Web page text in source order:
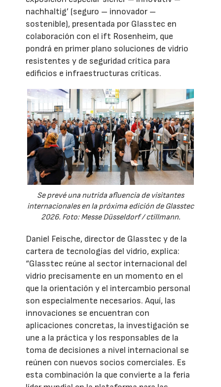
nachhaltig’ (seguro – innovador –
sostenible), presentada por Glasstec en
colaboración con el ift Rosenheim, que
pondrá en primer plano soluciones de vidrio
resistentes y de seguridad crítica para
edificios e infraestructuras críticas.
Se prevé una nutrida afluencia de visitantes
internacionales en la próxima edición de Glasstec
2026. Foto: Messe Düsseldorf / ctillmann.
Daniel Feische, director de Glasstec y de la
cartera de tecnologías del vidrio, explica:
“Glasstec reúne al sector internacional del
vidrio precisamente en un momento en el
que la orientación y el intercambio personal
son especialmente necesarios. Aquí, las
innovaciones se encuentran con
aplicaciones concretas, la investigación se
une a la práctica y los responsables de la
toma de decisiones a nivel internacional se
reúnen con nuevos socios comerciales. Es
esta combinación la que convierte a la feria